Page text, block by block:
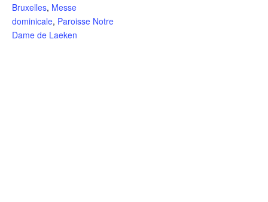
Bruxelles, Messe
dominicale, Paroisse Notre
Dame de Laeken